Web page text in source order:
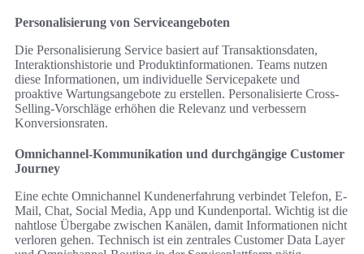
Personalisierung von Serviceangeboten
Die Personalisierung Service basiert auf Transaktionsdaten,
Interaktionshistorie und Produktinformationen. Teams nutzen
diese Informationen, um individuelle Servicepakete und
proaktive Wartungsangebote zu erstellen. Personalisierte Cross-
Selling-Vorschläge erhöhen die Relevanz und verbessern
Konversionsraten.
Omnichannel-Kommunikation und durchgängige Customer
Journey
Eine echte Omnichannel Kundenerfahrung verbindet Telefon, E-
Mail, Chat, Social Media, App und Kundenportal. Wichtig ist die
nahtlose Übergabe zwischen Kanälen, damit Informationen nicht
verloren gehen. Technisch ist ein zentrales Customer Data Layer